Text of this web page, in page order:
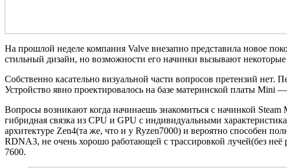
На прошлой неделе компания Valve внезапно представила новое
стильный дизайн, но возможности его начинки вызывают
Собственно касательно визуальной части вопросов претензий
Устройство явно проектировалось на базе материнской платы
Вопросы возникают когда начинаешь знакомиться с начинкой
гибридная связка из CPU и GPU с индивидуальными
архитектуре Zen4(та же, что и у Ryzen7000) и вероятно способен
RDNA3, не очень хорошо работающей с трассировкой лучей(без
7600.